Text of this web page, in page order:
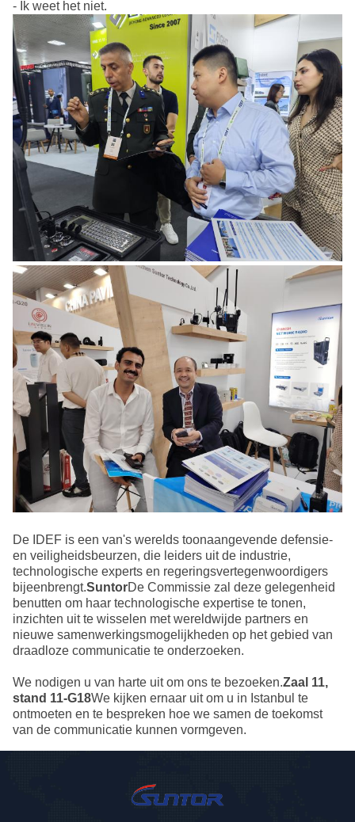
- Ik weet het niet.
De IDEF is een van's werelds toonaangevende defensie-
en veiligheidsbeurzen, die leiders uit de industrie,
technologische experts en regeringsvertegenwoordigers
bijeenbrengt.SuntorDe Commissie zal deze gelegenheid
benutten om haar technologische expertise te tonen,
inzichten uit te wisselen met wereldwijde partners en
nieuwe samenwerkingsmogelijkheden op het gebied van
draadloze communicatie te onderzoeken.
We nodigen u van harte uit om ons te bezoeken.Zaal 11,
stand 11-G18We kijken ernaar uit om u in Istanbul te
ontmoeten en te bespreken hoe we samen de toekomst
van de communicatie kunnen vormgeven.